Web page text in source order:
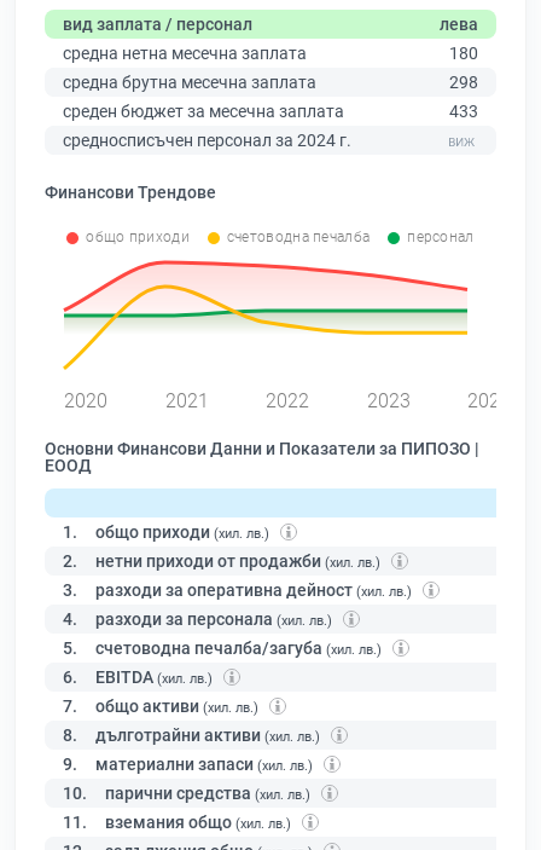
вид заплата / персонал
лева
средна нетна месечна заплата
180
средна брутна месечна заплата
298
среден бюджет за месечна заплата
433
средносписъчен персонал за 2024 г.
Финансови Трендове
общо приходи счетоводна печалба персонал
2020 2021 2022 2023 2024
Основни Финансови Данни и Показатели за ПИПОЗО |
ЕООД
1. общо приходи (хил. лв.)
2. нетни приходи от продажби (хил. лв.)
3. разходи за оперативна дейност (хил. лв.)
4. разходи за персонала (хил. лв.)
5. счетоводна печалба/загуба (хил. лв.)
6. EBITDA (хил. лв.)
7. общо активи (хил. лв.)
8. дълготрайни активи (хил. лв.)
9. материални запаси (хил. лв.)
10. парични средства (хил. лв.)
11. вземания общо (хил. лв.)